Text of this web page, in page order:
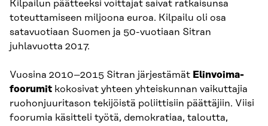
Kilpailun päätteeksi voittajat saivat ratkaisunsa
toteuttamiseen miljoona euroa. Kilpailu oli osa
satavuotiaan Suomen ja 50-vuotiaan Sitran
juhlavuotta 2017.
Vuosina 2010–2015 Sitran järjestämät Elinvoima-
foorumit kokosivat yhteen yhteiskunnan vaikuttajia
ruohonjuuritason tekijöistä poliittisiin päättäjiin. Viisi
foorumia käsitteli työtä, demokratiaa, taloutta,